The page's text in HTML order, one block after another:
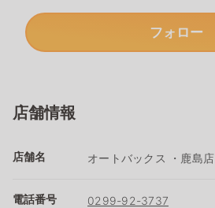
フォロー
店舗情報
店舗名 オートバックス ・鹿島店
電話番号 0299-92-3737